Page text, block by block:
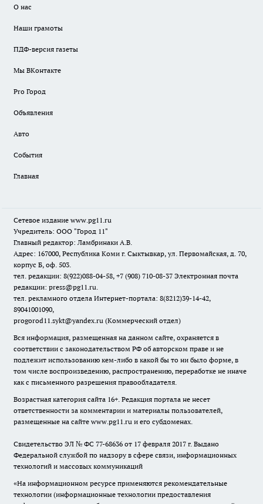
О нас
Наши грамоты
ПДФ-версия газеты
Мы ВКонтакте
Pro Город
Объявления
Авто
События
Главная
Сетевое издание www.pg11.ru
Учредитель: ООО "Город 11"
Главный редактор: Ламбринаки А.В.
Адрес: 167000, Республика Коми г. Сыктывкар, ул. Первомайская, д. 70,
корпус Б, оф. 503.
тел. редакции: 8(922)088-04-58, +7 (908) 710-08-37 Электронная почта
редакции: press@pg11.ru.
тел. рекламного отдела Интернет-портала: 8(8212)39-14-42,
89041001090,
progorod11.sykt@yandex.ru (Коммерческий отдел)
Вся информация, размещенная на данном сайте, охраняется в
соответствии с законодательством РФ об авторском праве и не
подлежит использованию кем-либо в какой бы то ни было форме, в
том числе воспроизведению, распространению, переработке не иначе
как с письменного разрешения правообладателя.
Возрастная категория сайта 16+. Редакция портала не несет
ответственности за комментарии и материалы пользователей,
размещенные на сайте www.pg11.ru и его субдоменах.
Свидетельство ЭЛ № ФС 77-68636 от 17 февраля 2017 г. Выдано
Федеральной службой по надзору в сфере связи, информационных
технологий и массовых коммуникаций
«На информационном ресурсе применяются рекомендательные
технологии (информационные технологии предоставления